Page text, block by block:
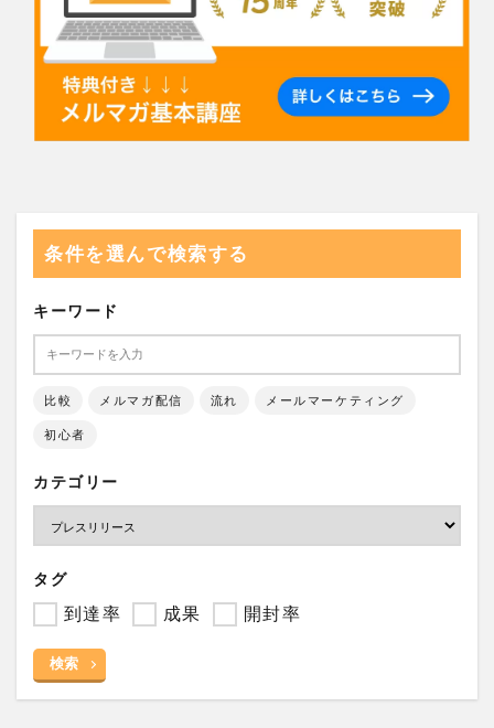
条件を選んで検索する
キーワード
比較 メルマガ配信 流れ メールマーケティング
初心者
カテゴリー
タグ
到達率 成果 開封率
検索